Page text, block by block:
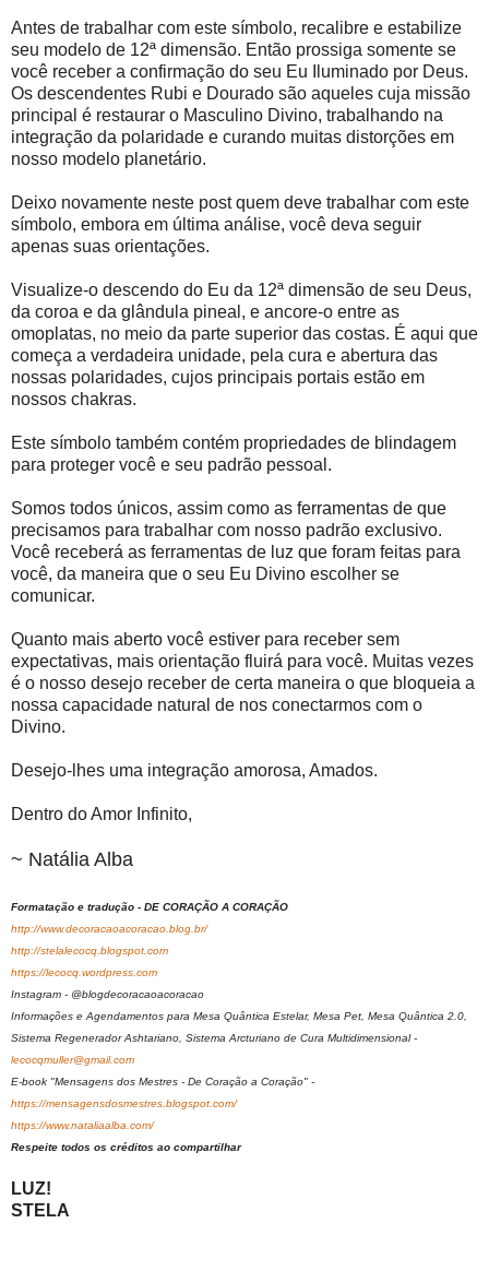
Antes de trabalhar com este símbolo, recalibre e estabilize
seu modelo de 12ª dimensão. Então prossiga somente se
você receber a confirmação do seu Eu Iluminado por Deus.
Os descendentes Rubi e Dourado são aqueles cuja missão
principal é restaurar o Masculino Divino, trabalhando na
integração da polaridade e curando muitas distorções em
nosso modelo planetário.
Deixo novamente neste post quem deve trabalhar com este
símbolo, embora em última análise, você deva seguir
apenas suas orientações.
Visualize-o descendo do Eu da 12ª dimensão de seu Deus,
da coroa e da glândula pineal, e ancore-o entre as
omoplatas, no meio da parte superior das costas. É aqui que
começa a verdadeira unidade, pela cura e abertura das
nossas polaridades, cujos principais portais estão em
nossos chakras.
Este símbolo também contém propriedades de blindagem
para proteger você e seu padrão pessoal.
Somos todos únicos, assim como as ferramentas de que
precisamos para trabalhar com nosso padrão exclusivo.
Você receberá as ferramentas de luz que foram feitas para
você, da maneira que o seu Eu Divino escolher se
comunicar.
Quanto mais aberto você estiver para receber sem
expectativas, mais orientação fluirá para você. Muitas vezes
é o nosso desejo receber de certa maneira o que bloqueia a
nossa capacidade natural de nos conectarmos com o
Divino.
Desejo-lhes uma integração amorosa, Amados.
Dentro do Amor Infinito,
~ Natália Alba
Formatação e tradução - DE CORAÇÃO A CORAÇÃO
http://www.decoracaoacoracao.blog.br/
http://stelalecocq.blogspot.com
https://lecocq.wordpress.com
Instagram - @blogdecoracaoacoracao
Informações e Agendamentos para Mesa Quântica Estelar, Mesa Pet, Mesa Quântica 2.0,
Sistema Regenerador Ashtariano, Sistema Arcturiano de Cura Multidimensional -
lecocqmuller@gmail.com
E-book "Mensagens dos Mestres - De Coração a Coração" -
https://mensagensdosmestres.blogspot.com/
https://www.nataliaalba.com/
Respeite todos os créditos ao compartilhar
LUZ!
STELA